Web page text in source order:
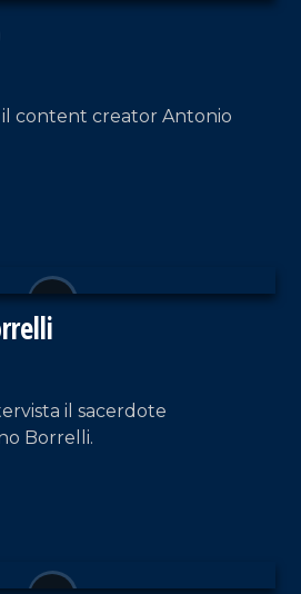
il content creator Antonio
il sacerdote
Borrelli.